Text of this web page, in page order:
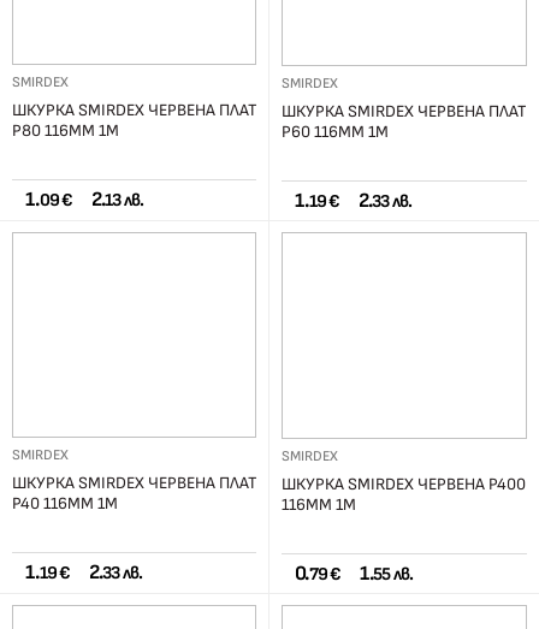
SMIRDEX
ШКУРКА SMIRDEX ЧЕРВЕНА ПЛАТ
Р80 116ММ 1М
1.09 € 2.13 лв.
SMIRDEX
ШКУРКА SMIRDEX ЧЕРВЕНА ПЛАТ
Р60 116ММ 1М
1.19 € 2.33 лв.
SMIRDEX
ШКУРКА SMIRDEX ЧЕРВЕНА ПЛАТ
Р40 116ММ 1М
1.19 € 2.33 лв.
SMIRDEX
ШКУРКА SMIRDEX ЧЕРВЕНА Р400
116ММ 1М
0.79 € 1.55 лв.